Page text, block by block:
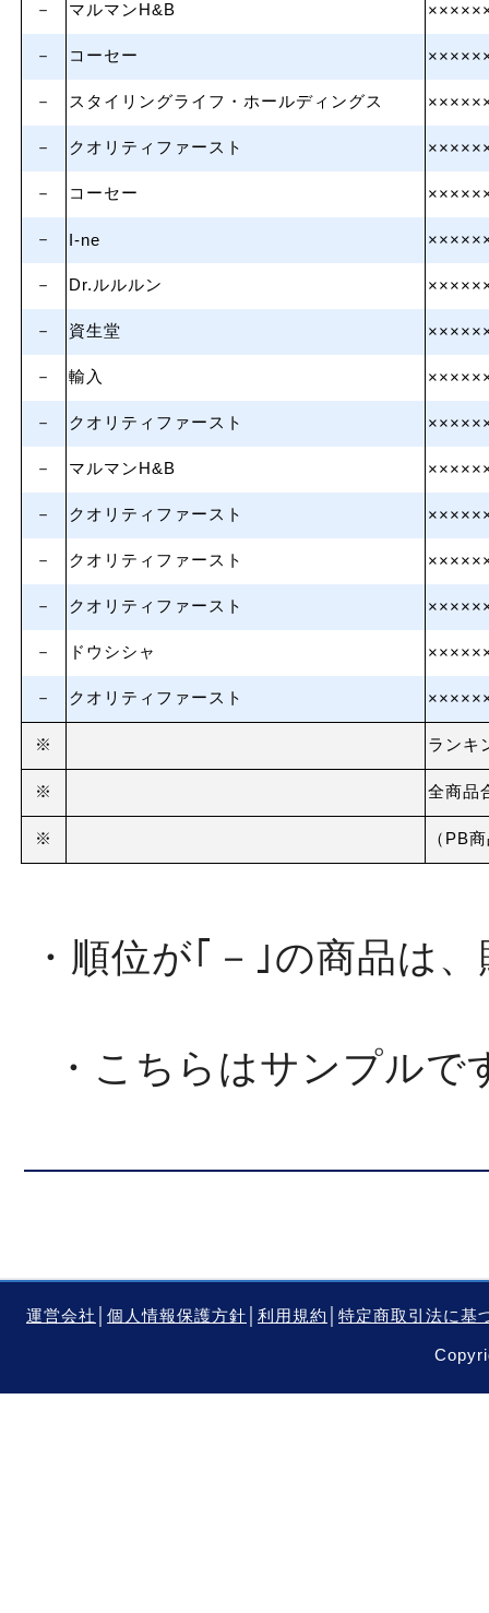
－ マルマンH&B
－ コーセー
－ スタイリングライフ・ホールディングス
－ クオリティファースト
－ コーセー
－ I-ne
－ Dr.ルルルン
－ 資生堂
－ 輸入
－ クオリティファースト
－ マルマンH&B
－ クオリティファースト
－ クオリティファースト
－ クオリティファースト
－ ドウシシャ
－ クオリティファースト
※ ランキ
※ 全商品
※ （PB
・順位が｢－｣の商品は
・こちらはサンプルで
運営会社 個人情報保護方針 利用規約 特定商取引法に基